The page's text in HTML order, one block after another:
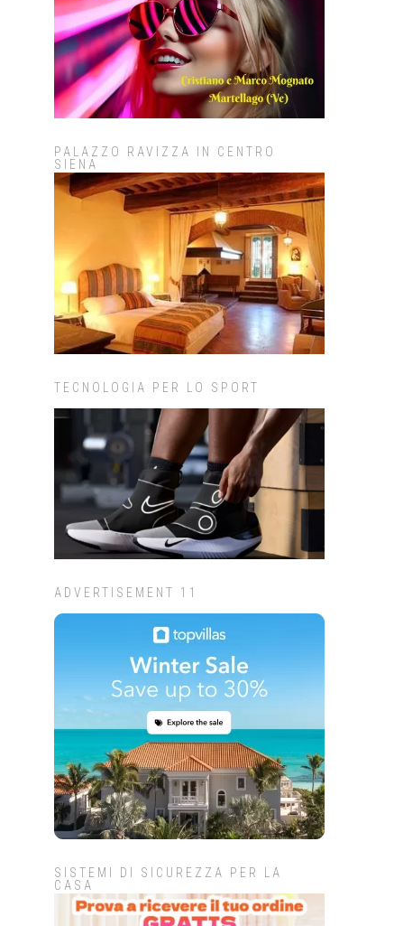
PALAZZO RAVIZZA IN CENTRO
SIENA
TECNOLOGIA PER LO SPORT
ADVERTISEMENT 11
SISTEMI DI SICUREZZA PER LA
CASA